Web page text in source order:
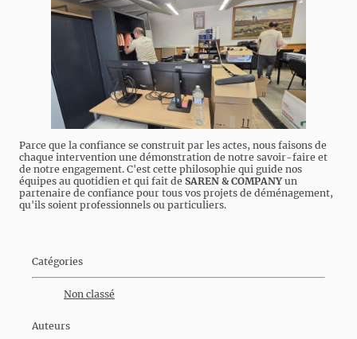
Parce que la confiance se construit par les actes, nous faisons de
chaque intervention une démonstration de notre savoir-faire et
de notre engagement. C'est cette philosophie qui guide nos
équipes au quotidien et qui fait de SAREN & COMPANYun
partenaire de confiance pour tous vos projets de déménagement,
qu'ils soient professionnels ou particuliers.
Catégories
Non classé
Auteurs